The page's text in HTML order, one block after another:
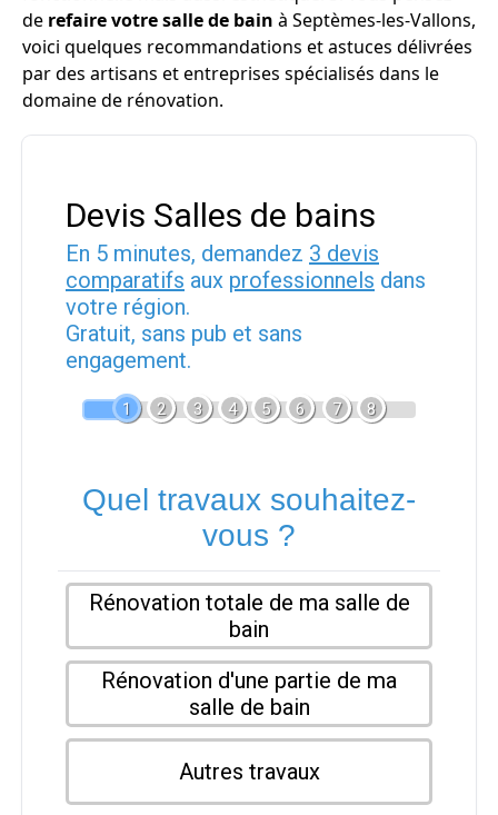
de refaire votre salle de bain à Septèmes-les-Vallons,
voici quelques recommandations et astuces délivrées
par des artisans et entreprises spécialisés dans le
domaine de rénovation.
Devis Salles de bains
En 5 minutes, demandez 3 devis
comparatifs aux professionnels dans
votre région.
Gratuit, sans pub et sans
engagement.
1 2 3 4 5 6 7 8
Quel travaux souhaitez-
vous ?
Rénovation totale de ma salle de
bain
Rénovation d'une partie de ma
salle de bain
Autres travaux